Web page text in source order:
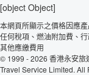
[object Object]
本網頁所顯示之價格因應
任何稅項、燃油附加費、
其他應繳費用
© 1999 - 2026 香港永安旅
Travel Service Limited.